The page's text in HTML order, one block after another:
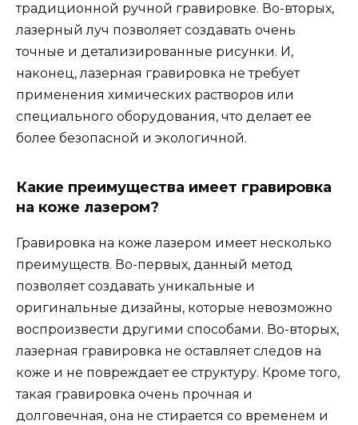
традиционной ручной гравировке. Во-вторых,
лазерный луч позволяет создавать очень
точные и детализированные рисунки. И,
наконец, лазерная гравировка не требует
применения химических растворов или
специального оборудования, что делает ее
более безопасной и экологичной.
Какие преимущества имеет гравировка
на коже лазером?
Гравировка на коже лазером имеет несколько
преимуществ. Во-первых, данный метод
позволяет создавать уникальные и
оригинальные дизайны, которые невозможно
воспроизвести другими способами. Во-вторых,
лазерная гравировка не оставляет следов на
коже и не повреждает ее структуру. Кроме того,
такая гравировка очень прочная и
долговечная, она не стирается со временем и